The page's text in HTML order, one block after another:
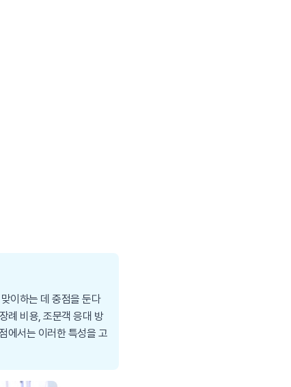
이하는 데 중점을 둔다
례 비용, 조문객 응대 방
에서는 이러한 특성을 고